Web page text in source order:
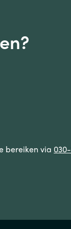
bereiken via